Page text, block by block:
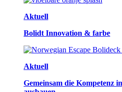
Aktuell
Bolidt Innovation & farbe
Aktuell
Gemeinsam die Kompetenz